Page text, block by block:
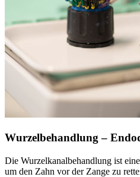
Wurzelbehandlung –
Die Wurzelkanalbehandlung ist
um den Zahn vor der Zange zu